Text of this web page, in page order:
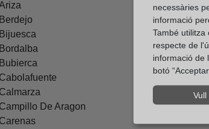
Berdejo
Bijuesca
Bordalba
Bubierca
Cabolafuente
Calmarza
Campillo De Aragon
Carenas
necessàries
informació
També
respecte de
informació de
botó
Vull